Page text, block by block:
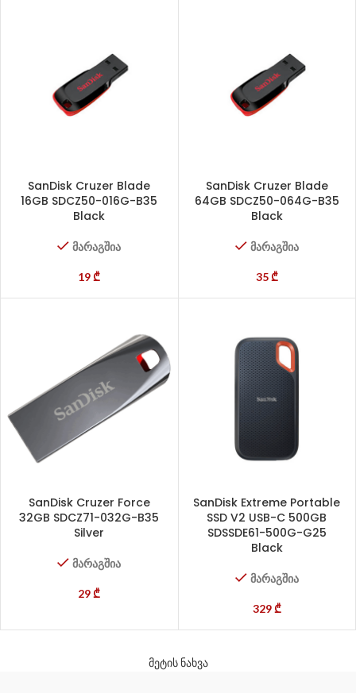
SanDisk Cruzer Blade
16GB SDCZ50-016G-B35
Black
მარაგშია
19₾
SanDisk Cruzer Blade
64GB SDCZ50-064G-B35
Black
მარაგშია
35₾
SanDisk Cruzer Force
32GB SDCZ71-032G-B35
Silver
მარაგშია
29₾
SanDisk Extreme Portable
SSD V2 USB-C 500GB
SDSSDE61-500G-G25
Black
მარაგშია
329₾
მეტის ნახვა